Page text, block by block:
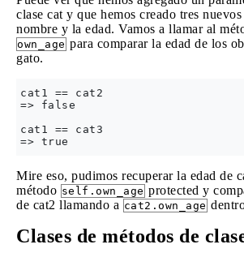
clase cat y que hemos creado tres
nombre y la edad. Vamos a llamar al
own_age para comparar la edad de los
gato.
cat1 == cat2
=> false
cat1 == cat3
Mire eso, pudimos recuperar la edad de
método self.own_age protected y
de cat2 llamando a cat2.own_age
Clases de métodos de